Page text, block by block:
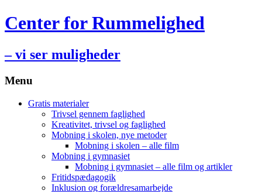
Center for Rummelighed
– vi ser muligheder
Menu
Hop
Gratis materialer
Trivsel gennem faglighed
Kreativitet, trivsel og faglighed
Mobning i skolen, nye metoder
Mobning i skolen – alle film
Mobning i gymnasiet
Mobning i gymnasiet – alle film og artikler
Fritidspædagogik
Inklusion og forældresamarbejde